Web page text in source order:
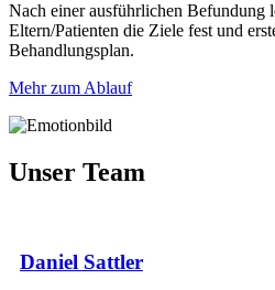
Nach einer ausführlichen Befundung
Eltern/Patienten die Ziele fest und
Behandlungsplan.
Mehr zum Ablauf
Unser Team
Daniel Sattler